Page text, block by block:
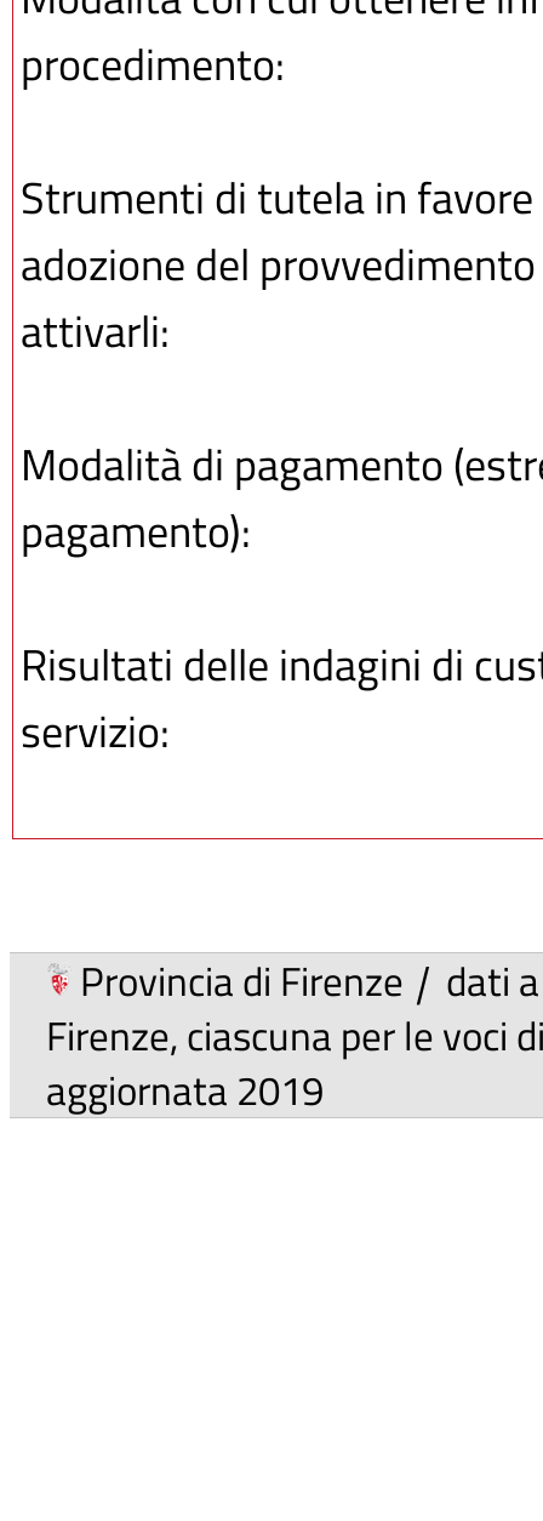
procedimento:
Strumenti di tutela in
adozione del
attivarli:
Modalità di pagamento
pagamento):
Risultati delle indagini di
servizio:
Provincia di Firenze | dati
Firenze, ciascuna per le voci
aggiornata 2019